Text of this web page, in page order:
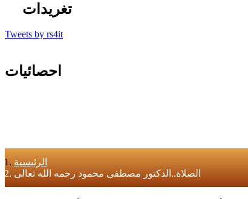
تغريدات
Tweets by rs4it
احصائيات
الرئيسية
الصلاة..الدكتور مصطفى محمود رحمه الله تعالى